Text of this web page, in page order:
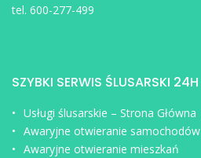
tel. 600-277-499
SZYBKI SERWIS ŚLUSARSKI 24H
Usługi ślusarskie – Strona Główna
Awaryjne otwieranie samochodów
Awaryjne otwieranie mieszkań